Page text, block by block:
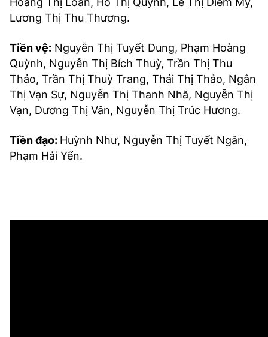
Lương Thị Thu Thương.
Tiền vệ: Nguyễn Thị Tuyết Dung, Phạm Hoàng
Quỳnh, Nguyễn Thị Bích Thuỳ, Trần Thị Thu
Thảo, Trần Thị Thuỳ Trang, Thái Thị Thảo, Ngân
Thị Vạn Sự, Nguyễn Thị Thanh Nhã, Nguyễn Thị
Vạn, Dương Thị Vân, Nguyễn Thị Trúc Hương.
Tiền đạo: Huỳnh Như, Nguyễn Thị Tuyết Ngân,
Phạm Hải Yến.